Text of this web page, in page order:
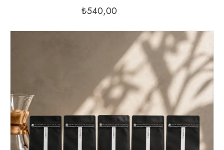
₺540,00